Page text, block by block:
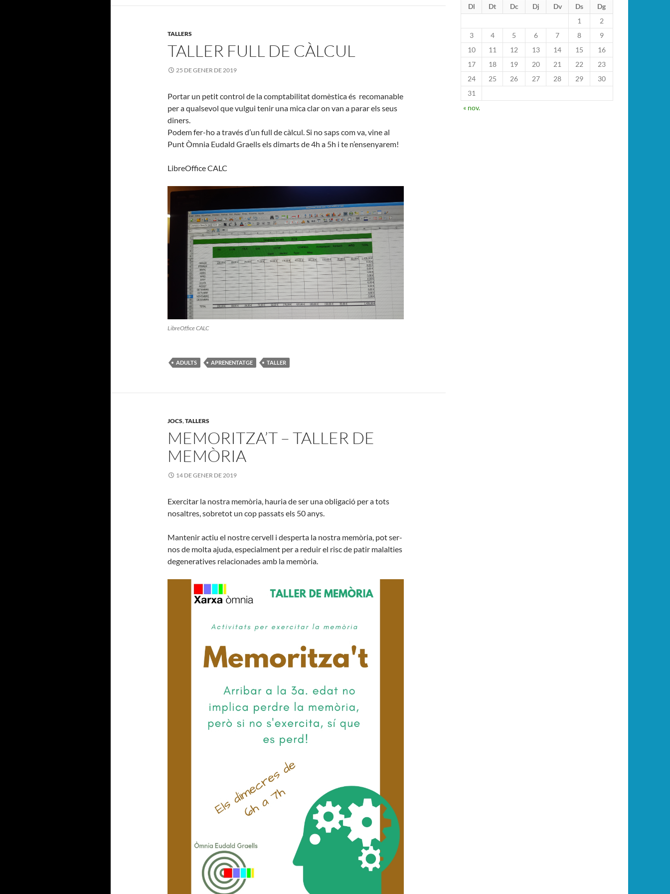
TALLERS
TALLER FULL DE CÀLCUL
25 DE GENER DE 2019
Portar un petit control de la comptabilitat domèstica és recomanable
per a qualsevol que vulgui tenir una mica clar on van a parar els seus
diners.
Podem fer-ho a través d’un full de càlcul. Si no saps com va, vine al
Punt Òmnia Eudald Graells els dimarts de 4h a 5h i te n’ensenyarem!
LibreOffice CALC
LibreOffice CALC
ADULTS APRENENTATGE TALLER
JOCS,TALLERS
MEMORITZA’T – TALLER DE
MEMÒRIA
14 DE GENER DE 2019
Exercitar la nostra memòria, hauria de ser una obligació per a tots
nosaltres, sobretot un cop passats els 50 anys.
Mantenir actiu el nostre cervell i desperta la nostra memòria, pot ser-
nos de molta ajuda, especialment per a reduir el risc de patir malalties
degeneratives relacionades amb la memòria.
Dl Dt Dc Dj Dv Ds
Dg
1
2
3
4 5 6 7 8
9
10
11 12 13 14 15
16
17
18 19 20 21 22
23
24
25 26 27 28 29
30
31
« nov.